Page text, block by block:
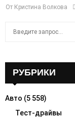
От Кристина Волкова
o
РУБРИКИ
Авто (5 558)
Тест-драйвы